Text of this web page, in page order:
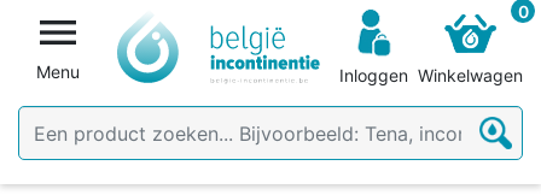

Menu Inloggen
0
Winkelwagen